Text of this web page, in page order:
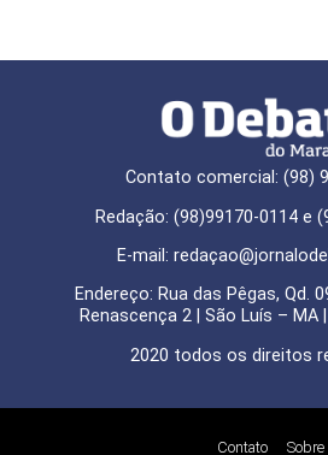
Contato comercial: (98)
Redação: (98)99170-0114 e
E-mail:
Endereço: Rua das Pêgas, Qd.
Renascença 2 | São Luís – MA
2020 todos os direitos
Contato Sobre